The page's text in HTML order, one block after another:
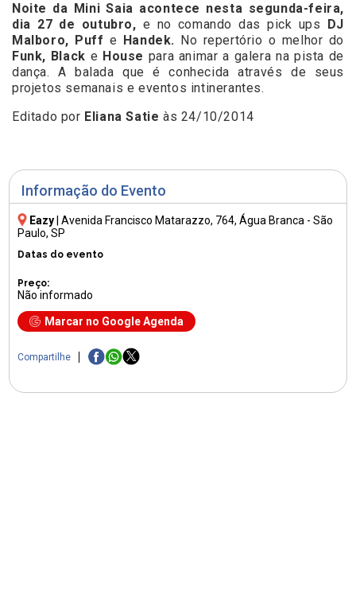
Informação do Evento
Eazy |Avenida Francisco Matarazzo, 764, Água Branca - São
Paulo, SP
Datas do evento
Preço:
Não informado
Marcar no Google Agenda
Compartilhe
Noite da Mini Saia acontece nesta segunda-feira,
dia 27 de outubro, e no comando das pick ups
DJ
Malboro, Puff e Handek. No repertório o melhor do
Funk, Black e House para animar a galera na pista de
dança. A balada que é conhecida através de seus
projetos semanais e eventos intinerantes.
Editado por Eliana Satie às 24/10/2014